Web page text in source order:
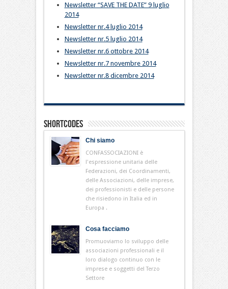
Newsletter “SAVE THE DATE” 9 luglio
2014
Newsletter nr.4 luglio 2014
Newsletter nr.5 luglio 2014
Newsletter nr.6 ottobre 2014
Newsletter nr.7 novembre 2014
Newsletter nr.8 dicembre 2014
Shortcodes
Chi siamo
CONFASSOCIAZIONI è
l'espressione unitaria delle
Federazioni, dei Coordinamenti,
delle Associazioni, delle imprese,
dei professionisti e delle persone
che risiedono in Italia ed in
Europa .
Cosa facciamo
Promuoviamo lo sviluppo delle
associazioni professionali e il
loro dialogo continuo con le
imprese e soggetti del Terzo
Settore